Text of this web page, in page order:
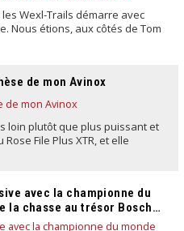
Wexl-Trails démarre avec
Nous étions, aux côtés de Tom
de mon Avinox
loin plutôt que plus puissant et
File Plus XTR, et elle
avec la championne du
la chasse au trésor Bosch